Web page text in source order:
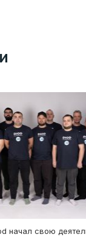
начал свою